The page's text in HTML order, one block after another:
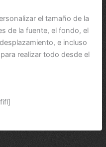
el tamaño de la
de la fuente, el fondo, el
e incluso
realizar todo desde el